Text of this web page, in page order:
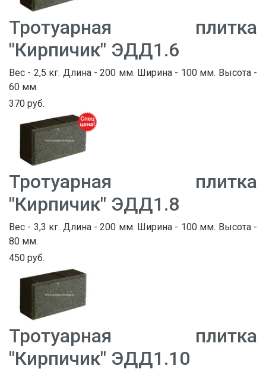
Тротуарная плитка
"Кирпичик" ЭДД1.6
Вес - 2,5 кг. Длина - 200 мм. Ширина - 100 мм. Высота -
60 мм.
370 руб.
Тротуарная плитка
"Кирпичик" ЭДД1.8
Вес - 3,3 кг. Длина - 200 мм. Ширина - 100 мм. Высота -
80 мм.
450 руб.
Тротуарная плитка
"Кирпичик" ЭДД1.10